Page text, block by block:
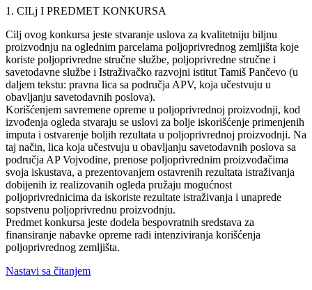
1. CILj I PREDMET KONKURSA
Cilj ovog konkursa jeste stvaranje uslova za kvalitetniju biljnu
proizvodnju na oglednim parcelama poljoprivrednog zemljišta koje
koriste poljoprivredne stručne službe, poljoprivredne stručne i
savetodavne službe i Istraživačko razvojni istitut Tamiš Pančevo (u
daljem tekstu: pravna lica sa područja APV, koja učestvuju u
obavljanju savetodavnih poslova).
Korišćenjem savremene opreme u poljoprivrednoj proizvodnji, kod
izvođenja ogleda stvaraju se uslovi za bolje iskorišćenje primenjenih
imputa i ostvarenje boljih rezultata u poljoprivrednoj proizvodnji. Na
taj način, lica koja učestvuju u obavljanju savetodavnih poslova sa
područja AP Vojvodine, prenose poljoprivrednim proizvođačima
svoja iskustava, a prezentovanjem ostavrenih rezultata istraživanja
dobijenih iz realizovanih ogleda pružaju mogućnost
poljoprivrednicima da iskoriste rezultate istraživanja i unaprede
sopstvenu poljoprivrednu proizvodnju.
Predmet konkursa jeste dodela bespovratnih sredstava za
finansiranje nabavke opreme radi intenziviranja korišćenja
poljoprivrednog zemljišta.
Nastavi sa čitanjem